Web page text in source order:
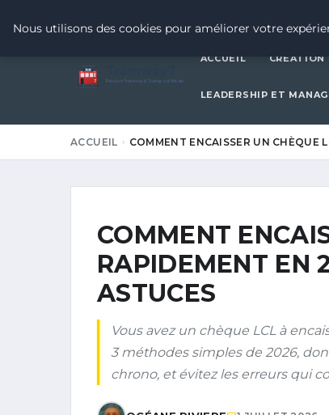
7 Passion Tramway & Transport Urbain
ACCUEIL CRÉATION
LEADERSHIP ET
ACCUEIL COMMENT ENCAISSER UN CHÈQUE
COMMENT
RAPIDEMENT EN
ASTUCES
Vous avez un chèque LCL à
3 méthodes simples de 2026,
chrono, et évitez les erreurs qui
Nous utilisons des cookies pour améliorer votre